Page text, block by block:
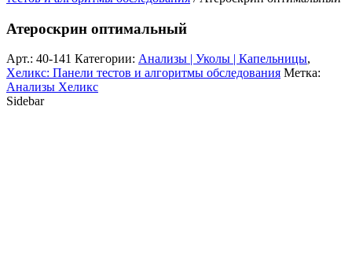
Атероскрин оптимальный
Арт.: 40-141 Категории: Анализы | Уколы | Капельницы,
Хеликс: Панели тестов и алгоритмы обследования Метка:
Анализы Хеликс
Sidebar